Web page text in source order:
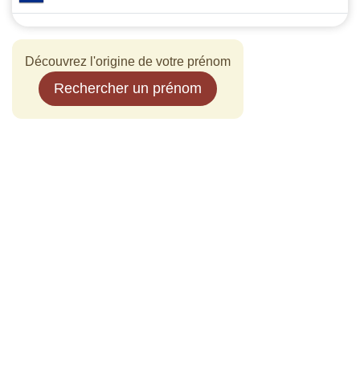
Découvrez l'origine de votre prénom
Rechercher un prénom